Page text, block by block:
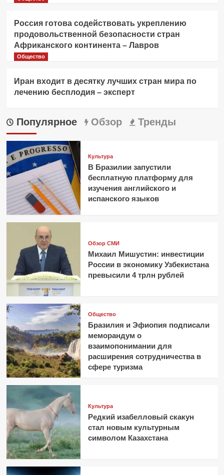
Россия готова содействовать укреплению
продовольственной безопасности стран
Африканского континента – Лавров
Общество
Иран входит в десятку лучших стран мира по
лечению бесплодия – эксперт
Популярное Обзор Тренды
Культура
В Бразилии запустили
бесплатную платформу для
изучения английского и
испанского языков
Обзор СМИ
Михаил Мишустин: инвестиции
России в экономику Узбекистана
превысили 4 трлн рублей
Общество
Бразилия и Эфиопия подписали
меморандум о
взаимопонимании для
расширения сотрудничества в
сфере туризма
Культура
Редкий изабелловый скакун
стал новым культурным
символом Казахстана